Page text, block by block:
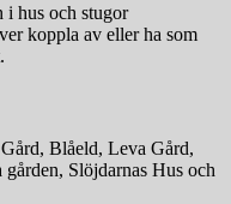
i hus och stugor
koppla av eller ha som
Blåeld, Leva Gård,
Slöjdarnas Hus och